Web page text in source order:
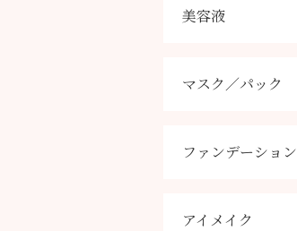
美容液
マスク／パック
ファンデーション
アイメイク